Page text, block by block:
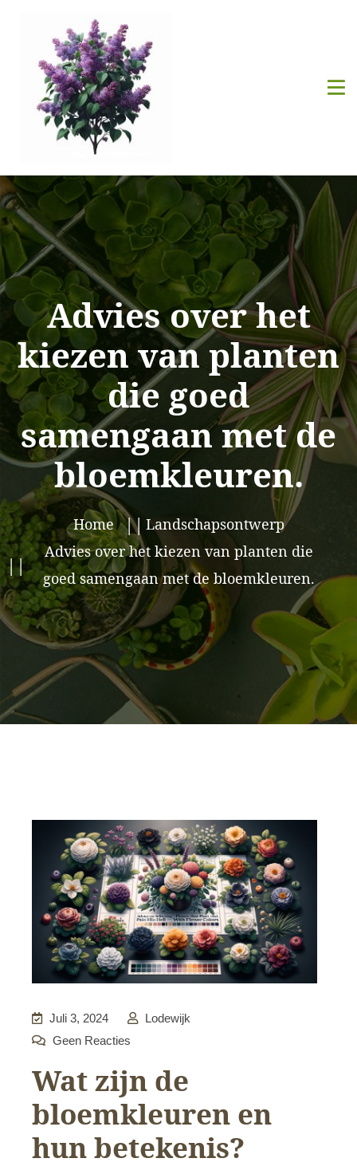
Advies over het
kiezen van planten
die goed
samengaan met de
bloemkleuren.
Home
Landschapsontwerp
Advies over het kiezen van planten die
goed samengaan met de bloemkleuren.
Juli 3, 2024
Lodewijk
Geen Reacties
Wat zijn de
bloemkleuren en
hun betekenis?